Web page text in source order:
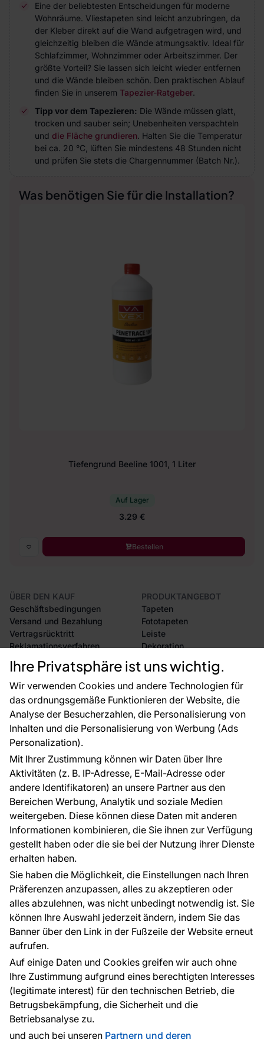
Ihre Privatsphäre ist uns wichtig.
Wir verwenden Cookies und andere Technologien für
das ordnungsgemäße Funktionieren der Website, die
Analyse der Besucherzahlen, die Personalisierung von
Inhalten und die Personalisierung von Werbung (Ads
Personalization).
Mit Ihrer Zustimmung können wir Daten über Ihre
Aktivitäten (z. B. IP-Adresse, E-Mail-Adresse oder
andere Identifikatoren) an unsere Partner aus den
Bereichen Werbung, Analytik und soziale Medien
weitergeben. Diese können diese Daten mit anderen
Informationen kombinieren, die Sie ihnen zur Verfügung
gestellt haben oder die sie bei der Nutzung ihrer Dienste
erhalten haben.
Sie haben die Möglichkeit, die Einstellungen nach Ihren
Präferenzen anzupassen, alles zu akzeptieren oder
alles abzulehnen, was nicht unbedingt notwendig ist. Sie
können Ihre Auswahl jederzeit ändern, indem Sie das
Banner über den Link in der Fußzeile der Website erneut
aufrufen.
Auf einige Daten und Cookies greifen wir auch ohne
Ihre Zustimmung aufgrund eines berechtigten Interesses
(legitimate interest) für den technischen Betrieb, die
Betrugsbekämpfung, die Sicherheit und die
Betriebsanalyse zu.
und auch bei unseren Partnern und deren
Eine der beliebtesten Entscheidungen für moderne
Wohnräume. Vliestapeten sind leicht anzubringen, da
der Kleber direkt auf die Wand aufgetragen wird, und
gleichzeitig bleiben die Wände atmungsaktiv. Ideal für
Schlafzimmer, Wohnzimmer oder Arbeitszimmer. Der
größte Vorteil? Sie lassen sich leicht wieder entfernen
und die Wände bleiben schön. Den praktischen Ablauf
finden Sie in unserem Tapezier-Ratgeber.
Tipp vor dem Tapezieren: Die Wände müssen glatt,
trocken und sauber sein; Unebenheiten verspachteln
und die Fläche grundieren. Halten Sie die Temperatur
bei ca. 20 °C, lüften Sie mindestens 48 Stunden nicht
und prüfen Sie stets die Chargennummer (Batch Nr.).
Was benötigen Sie für die Installation?
Tiefengrund Beeline 1001, 1 Liter
Auf Lager
3.29 €
Bestellen
ÜBER DEN KAUF
Geschäftsbedingungen
Versand und Bezahlung
Vertragsrücktritt
Reklamationsverfahren
Rücksendung von Waren
CE-Zertifizierung
Großhandel
Raumvisualisierung
PRODUKTANGEBOT
Tapeten
Fototapeten
Leiste
Dekoration
Selbstklebende Folien
Zubehör
Tapetenmuster
FÜR SIE
Blog
EU-Projekte
Ratschläge und Tipps
FAQ
ÜBER DAS UNTERNEHMEN
Kontakt
Haben Sie Fragen? Wir helfen Ihnen gerne weiter
und beraten Sie persönlich.
+49 781 95633072
service@tapeteneshop.de
Zahlungsarten:
Die Zahlungen werden geleistet von:
Schutz personenbezogener Daten